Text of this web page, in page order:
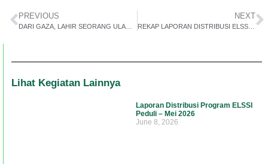
PREVIOUS NEXT
REKAP LAPORAN DISTRIBUSI ELSSI PEDULI BULAN MEI 2025
Lihat Kegiatan Lainnya
Laporan Distribusi Program ELSSI
Peduli – Mei 2026
June 8, 2026